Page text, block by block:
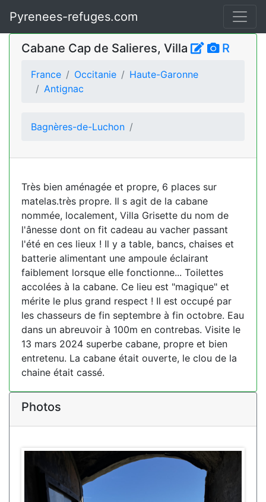
Pyrenees-refuges.com
Cabane Cap de Salieres, Villa R
France Occitanie
Haute-Garonne
Antignac
Bagnères-de-Luchon
Très bien aménagée et propre, 6 places sur
matelas.très propre. Il s agit de la cabane
nommée, localement, Villa Grisette du nom de
l'ânesse dont on fit cadeau au vacher passant
l'été en ces lieux ! Il y a table, bancs, chaises et
batterie alimentant une ampoule éclairant
faiblement lorsque elle fonctionne... Toilettes
accolées à la cabane. Ce lieu est "magique" et
mérite le plus grand respect ! Il est occupé par
les chasseurs de fin septembre à fin octobre. Eau
dans un abreuvoir à 100m en contrebas. Visite le
13 mars 2024 superbe cabane, propre et bien
entretenu. La cabane était ouverte, le clou de la
chaine était cassé.
Photos